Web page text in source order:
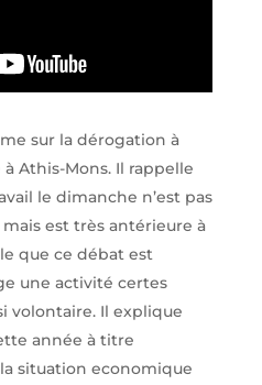
sur la dérogation à
Athis-Mons. Il rappelle
le dimanche n’est pas
est très antérieure à
que ce débat est
une activité certes
volontaire. Il explique
année à titre
situation economique